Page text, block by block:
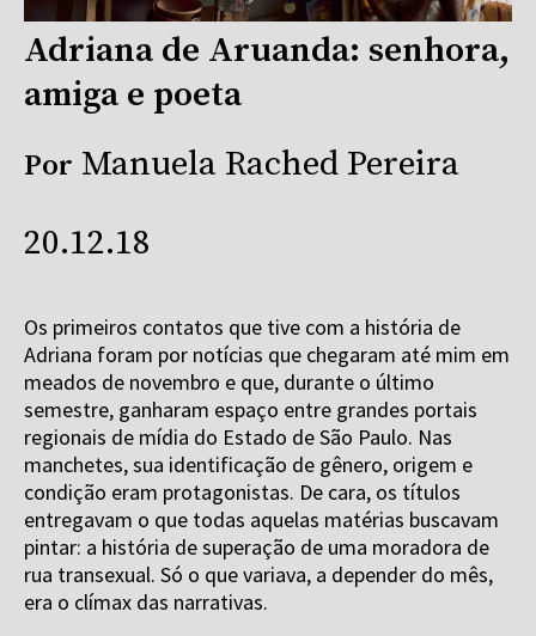
Adriana de Aruanda: senhora,
amiga e poeta
Por Manuela Rached Pereira
20.12.18
Os primeiros contatos que tive com a história de
Adriana foram por notícias que chegaram até mim em
meados de novembro e que, durante o último
semestre, ganharam espaço entre grandes portais
regionais de mídia do Estado de São Paulo. Nas
manchetes, sua identificação de gênero, origem e
condição eram protagonistas. De cara, os títulos
entregavam o que todas aquelas matérias buscavam
pintar: a história de superação de uma moradora de
rua transexual. Só o que variava, a depender do mês,
era o clímax das narrativas.